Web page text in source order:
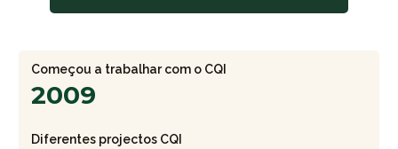
Começou a trabalhar com o CQI
2009
Diferentes projectos CQI